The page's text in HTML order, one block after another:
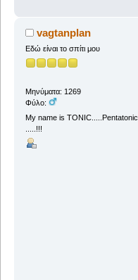
vagtanplan
Εδώ είναι το σπίτι μου
Μηνύματα: 1269
Φύλο:
My name is TONIC.....Pentatonic
.....!!!